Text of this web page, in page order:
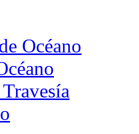
Océano